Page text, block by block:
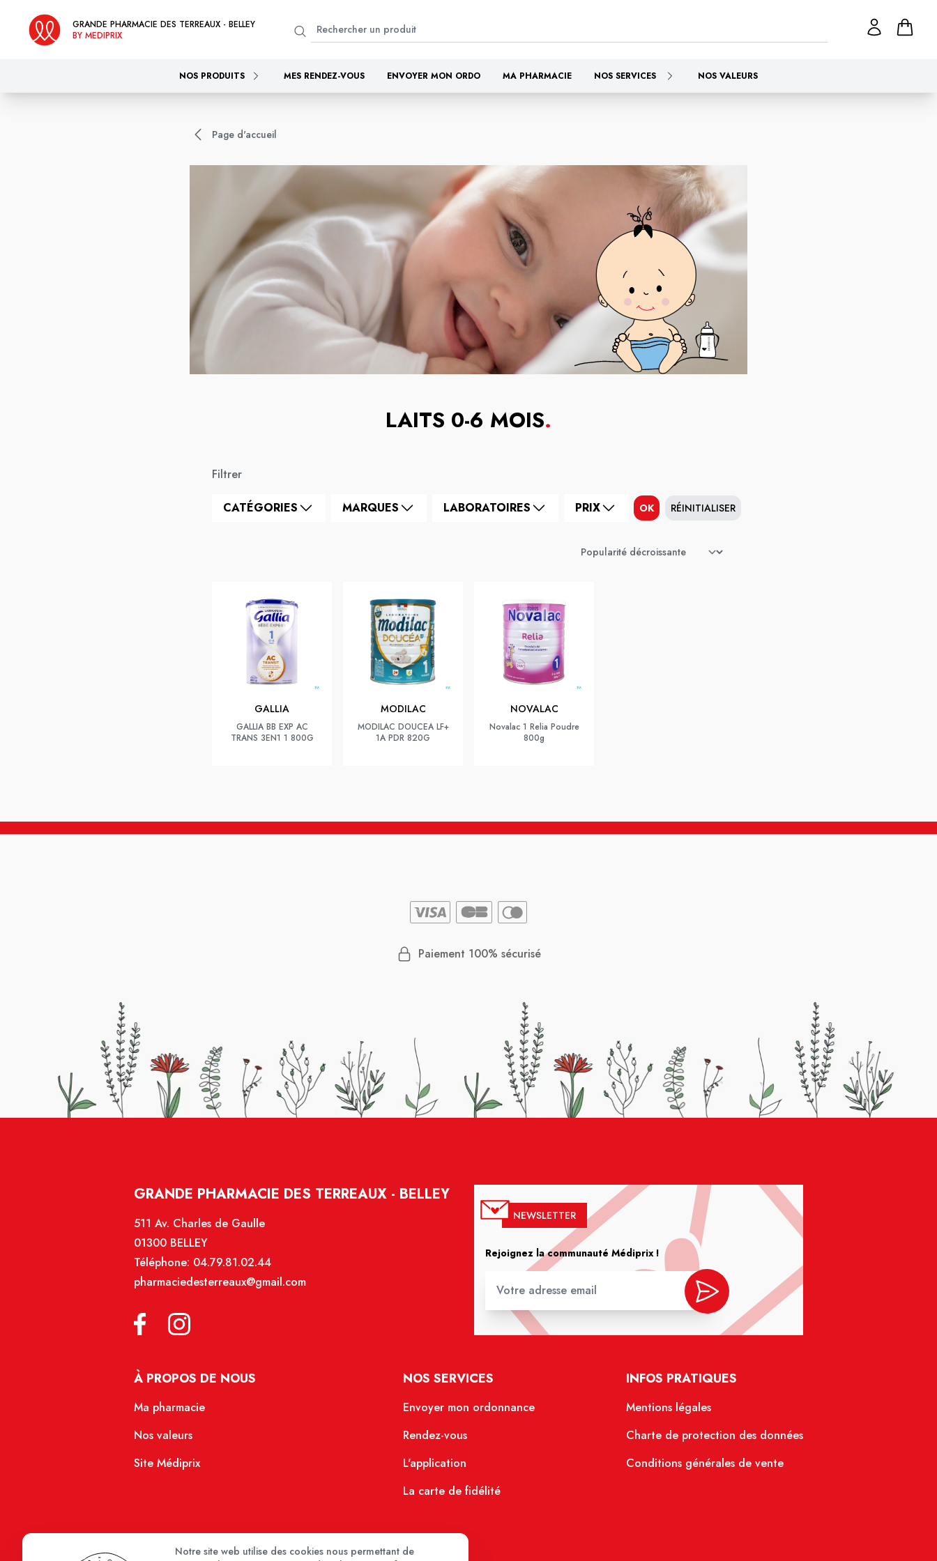
GRANDE PHARMACIE DES TERREAUX - BELLEY
BY MEDIPRIX
NOS PRODUITS MES RENDEZ-VOUS ENVOYER MON ORDO MA PHARMACIE NOS SERVICES NOS VALEURS
Page d'accueil
LAITS 0-6 MOIS.
Filtrer
CATÉGORIES MARQUES LABORATOIRES PRIX OK RÉINITIALISER
GALLIA
GALLIA BB EXP AC
TRANS 3EN1 1 800G
MODILAC
MODILAC DOUCEA LF+
1A PDR 820G
NOVALAC
Novalac 1 Relia Poudre
800g
Paiement 100% sécurisé
GRANDE PHARMACIE DES TERREAUX - BELLEY
511 Av. Charles de Gaulle
01300 BELLEY
Téléphone: 04.79.81.02.44
pharmaciedesterreaux@gmail.com
NEWSLETTER
Rejoignez la communauté Médiprix !
À PROPOS DE NOUS
Ma pharmacie
Nos valeurs
Site Médiprix
NOS SERVICES
Envoyer mon ordonnance
Rendez-vous
L'application
La carte de fidélité
INFOS PRATIQUES
Mentions légales
Charte de protection des données
Conditions générales de vente
Notre site web utilise des cookies nous permettant de